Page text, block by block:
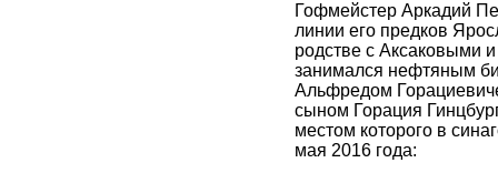
Гофмейстер Аркадий
линии его предков
родстве с Аксаковыми
занимался нефтяным
Альфредом
сыном Горация
местом которого в
мая 2016 года: